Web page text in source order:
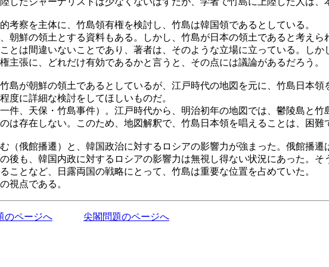
察を主体に、竹島領有権を検討し、竹島は韓国領であるとしている。
鮮の領土とする資料もある。しかし、竹島が日本の領土であると考えら
とは間違いないことであり、著者は、そのような立場に立っている。し
張に、どれだけ有効であるかと言うと、その点には議論があるだろう。
が朝鮮の領土であるとしているが、江戸時代の地図を元に、竹島日本領
度に詳細な検討をしてほしいものだ。
、天保・竹島事件）。江戸時代から、明治初年の地図では、鬱陵島と竹
存在しない。このため、地図解釈で、竹島日本領を唱えることは、困難
俄館播遷）と、韓国政治に対するロシアの影響力が強まった。俄館播遷
も、韓国内政に対するロシアの影響力は無視し得ない状況にあった。そ
となど、日露両国の戦略にとって、竹島は重要な位置を占めていた。
視点である。
のページへ 尖閣問題のページへ